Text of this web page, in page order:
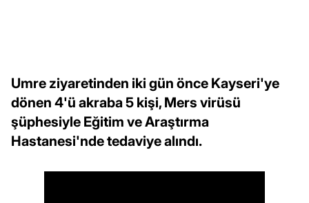
Umre ziyaretinden iki gün önce Kayseri'ye
dönen 4'ü akraba 5 kişi, Mers virüsü
şüphesiyle Eğitim ve Araştırma
Hastanesi'nde tedaviye alındı.